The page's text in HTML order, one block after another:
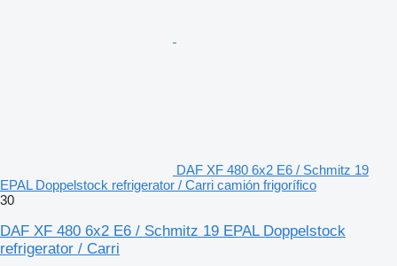
DAF XF 480 6x2 E6 / Schmitz 19
EPAL Doppelstock refrigerator / Carri camión frigorífico
30
DAF XF 480 6x2 E6 / Schmitz 19 EPAL Doppelstock
refrigerator / Carri